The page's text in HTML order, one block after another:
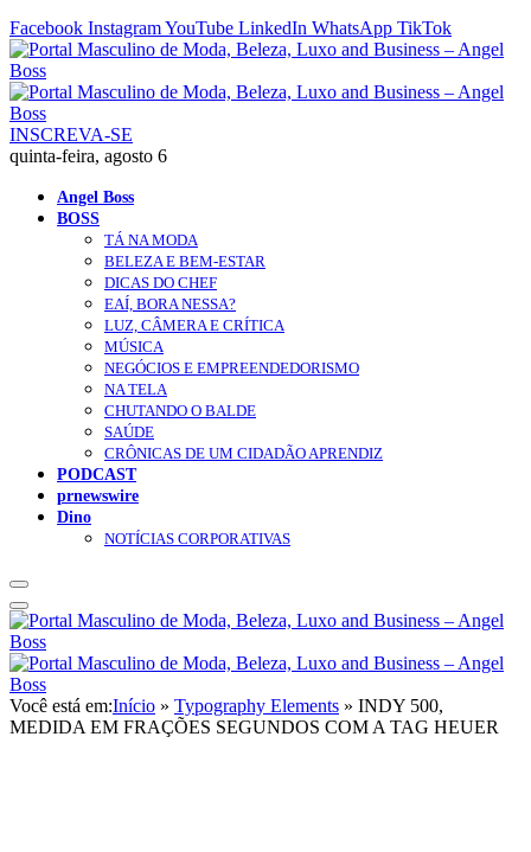
Facebook InstagramYouTube LinkedIn WhatsApp TikTok
INSCREVA-SE
quinta-feira, agosto 6
Angel Boss
BOSS
TÁ NA MODA
BELEZA E BEM-ESTAR
DICAS DO CHEF
EAÍ, BORA NESSA?
LUZ, CÂMERA E CRÍTICA
MÚSICA
NEGÓCIOS E EMPREENDEDORISMO
NA TELA
CHUTANDO O BALDE
SAÚDE
CRÔNICAS DE UM CIDADÃO APRENDIZ
PODCAST
prnewswire
Dino
NOTÍCIAS CORPORATIVAS
Você está em:Início » Typography Elements » INDY 500,
MEDIDA EM FRAÇÕES SEGUNDOS COM A TAG HEUER